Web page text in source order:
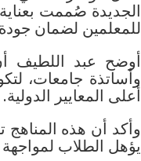
الجديدة صُممت
للمعلمين لضمان جودة
أوضح عبد اللطيف أن
وأساتذة جامعات،
أعلى المعايير الدولية.
وأكد أن هذه المناهج
يؤهل الطلاب